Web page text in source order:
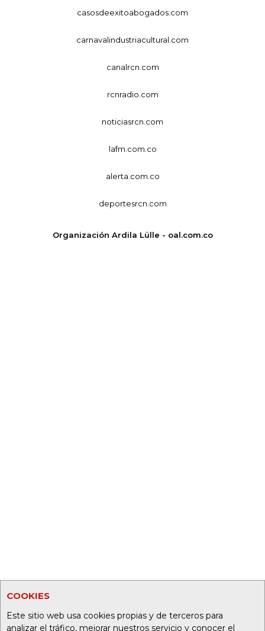
COOKIES
Este sitio web usa cookies propias y de terceros para
analizar el tráfico, mejorar nuestros servicio y conocer el
casosdeexitoabogados.com
carnavalindustriacultural.com
canalrcn.com
rcnradio.com
noticiasrcn.com
lafm.com.co
alerta.com.co
deportesrcn.com
Organización Ardila Lülle - oal.com.co